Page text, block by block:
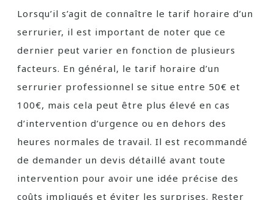
Lorsqu’il s’agit de connaître le tarif horaire d’un
serrurier, il est important de noter que ce
dernier peut varier en fonction de plusieurs
facteurs. En général, le tarif horaire d’un
serrurier professionnel se situe entre 50€ et
100€, mais cela peut être plus élevé en cas
d’intervention d’urgence ou en dehors des
heures normales de travail. Il est recommandé
de demander un devis détaillé avant toute
intervention pour avoir une idée précise des
coûts impliqués et éviter les surprises. Rester